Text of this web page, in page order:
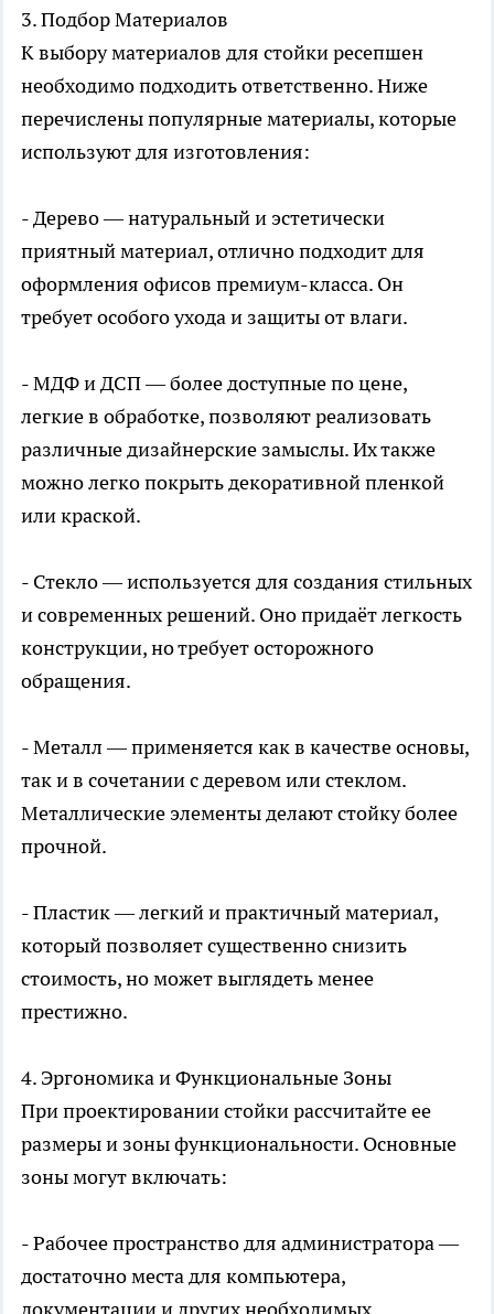
3. Подбор Материалов
К выбору материалов для стойки ресепшен
необходимо подходить ответственно. Ниже
перечислены популярные материалы, которые
используют для изготовления:
- Дерево — натуральный и эстетически
приятный материал, отлично подходит для
оформления офисов премиум-класса. Он
требует особого ухода и защиты от влаги.
- МДФ и ДСП — более доступные по цене,
легкие в обработке, позволяют реализовать
различные дизайнерские замыслы. Их также
можно легко покрыть декоративной пленкой
или краской.
- Стекло — используется для создания стильных
и современных решений. Оно придаёт легкость
конструкции, но требует осторожного
обращения.
- Металл — применяется как в качестве основы,
так и в сочетании с деревом или стеклом.
Металлические элементы делают стойку более
прочной.
- Пластик — легкий и практичный материал,
который позволяет существенно снизить
стоимость, но может выглядеть менее
престижно.
4. Эргономика и Функциональные Зоны
При проектировании стойки рассчитайте ее
размеры и зоны функциональности. Основные
зоны могут включать:
- Рабочее пространство для администратора —
достаточно места для компьютера,